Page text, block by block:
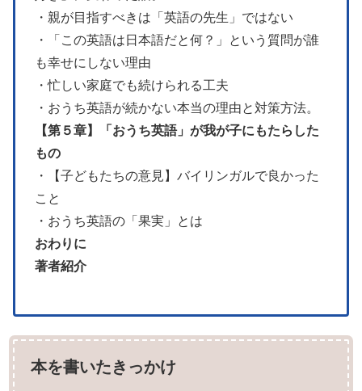
・親が目指すべきは「英語の先生」ではない
・「この英語は日本語だと何？」という質問が誰
も幸せにしない理由
・忙しい家庭でも続けられる工夫
・おうち英語が続かない本当の理由と対策方法。
【第５章】「おうち英語」が我が子にもたらした
もの
・【子どもたちの意見】バイリンガルで良かった
こと
・おうち英語の「果実」とは
おわりに
著者紹介
本を書いたきっかけ